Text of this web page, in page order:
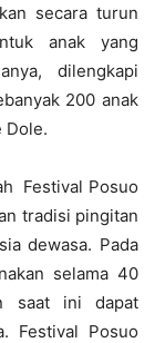
secara turun
anak yang
dilengkapi
200 anak
Dole.
Festival Posuo
tradisi pingitan
dewasa. Pada
selama 40
saat ini dapat
Festival Posuo